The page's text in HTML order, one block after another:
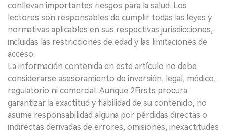
conllevan importantes riesgos para la salud. Los
lectores son responsables de cumplir todas las leyes y
normativas aplicables en sus respectivas jurisdicciones,
incluidas las restricciones de edad y las limitaciones de
acceso.
La información contenida en este artículo no debe
considerarse asesoramiento de inversión, legal, médico,
regulatorio ni comercial. Aunque 2Firsts procura
garantizar la exactitud y fiabilidad de su contenido, no
asume responsabilidad alguna por pérdidas directas o
indirectas derivadas de errores, omisiones, inexactitudes